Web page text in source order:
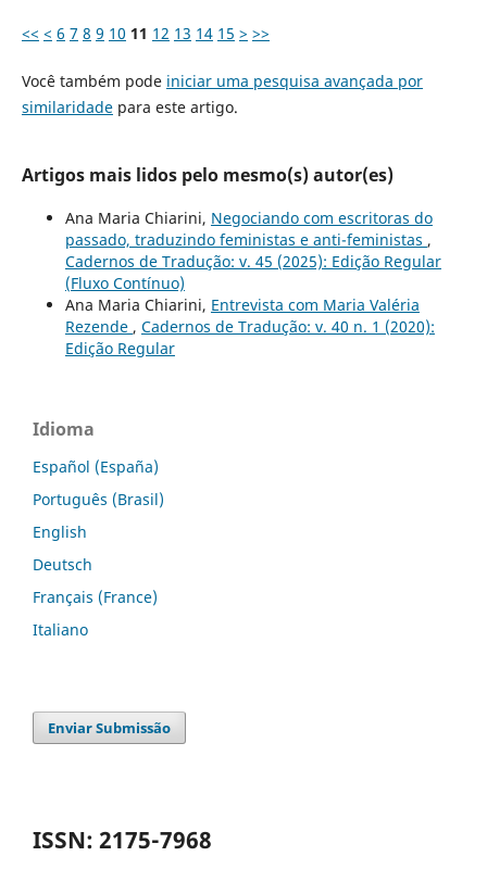
<< < 6 7 8 9 10 11 12 13 14 15 > >>
Você também pode iniciar uma pesquisa avançada por
similaridadepara este artigo.
Artigos mais lidos pelo mesmo(s) autor(es)
Ana Maria Chiarini, Negociando com escritoras do
passado, traduzindo feministas e anti-feministas ,
Cadernos de Tradução: v. 45 (2025): Edição Regular
(Fluxo Contínuo)
Ana Maria Chiarini, Entrevista com Maria Valéria
Rezende , Cadernos de Tradução: v. 40 n. 1 (2020):
Edição Regular
Idioma
Español (España)
Português (Brasil)
English
Deutsch
Français (France)
Italiano
Enviar Submissão
ISSN: 2175-7968